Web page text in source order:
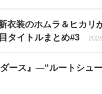
衣装のホムラ＆ヒカリ
タイトルまとめ#3
ース』―“ルートシュ